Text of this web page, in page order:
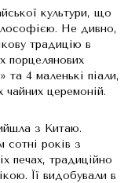
культури, що
Не дивно,
традицію в
порцелянових
та 4 маленькі піали,
чайних церемоній.
з Китаю.
сотні років з
печах, традиційно
Її видобували в